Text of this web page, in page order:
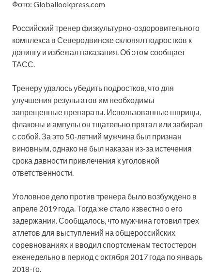
Фото: Globallookpress.com
Российский тренер физкультурно-оздоровительного
комплекса в Северодвинске склонял подростков к
допингу и избежал наказания. Об этом сообщает
ТАСС.
Тренеру удалось убедить подростков, что для
улучшения результатов им необходимы
запрещенные препараты. Использованные шприцы,
флаконы и ампулы он тщательно прятал или забирал
с собой. За это 50-летний мужчина был признан
виновным, однако не был наказан из-за истечения
срока давности привлечения к уголовной
ответственности.
Уголовное дело против тренера было возбуждено в
апреле 2019 года. Тогда же стало известно о его
задержании. Сообщалось, что мужчина готовил трех
атлетов для выступлений на общероссийских
соревнованиях и вводил спортсменам тестостерон
еженедельно в период с октября 2017 года по январь
2018-го.